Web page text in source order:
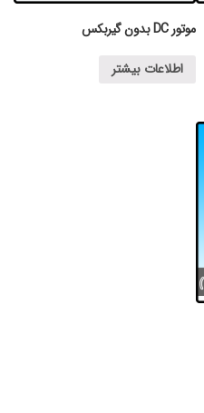
موتور DC بدون گیربکس
اطلاعات بیشتر